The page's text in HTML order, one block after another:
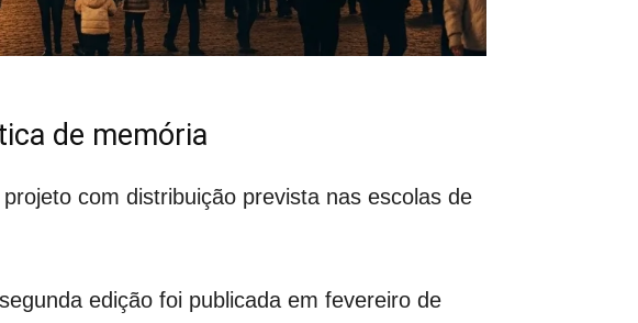
de memória
com distribuição prevista nas escolas de
edição foi publicada em fevereiro de